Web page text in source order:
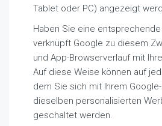
Tablet oder PC) angezeigt
Haben Sie eine entsprechende
verknüpft Google zu diesem
und App-Browserverlauf mit
Auf diese Weise können auf
dem Sie sich mit Ihrem
dieselben personalisierten
geschaltet werden.